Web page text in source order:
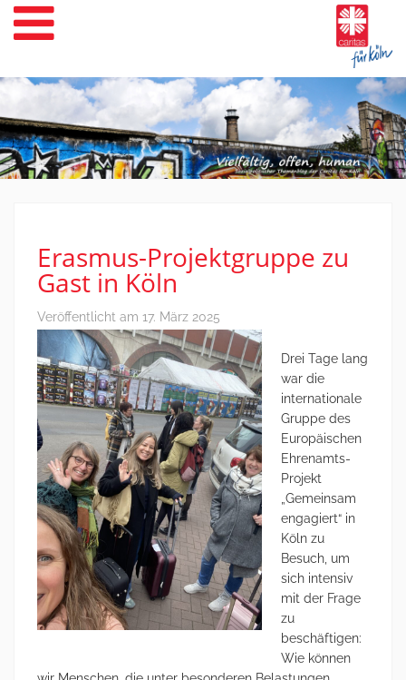
Weiter
zum
Inhalt
Erasmus-Projektgruppe zu
Gast in Köln
Veröffentlicht am 17. März 2025
Drei Tage lang
war die
internationale
Gruppe des
Europäischen
Ehrenamts-
Projekt
„Gemeinsam
engagiert“ in
Köln zu
Besuch, um
sich intensiv
mit der Frage
zu
beschäftigen:
Wie können